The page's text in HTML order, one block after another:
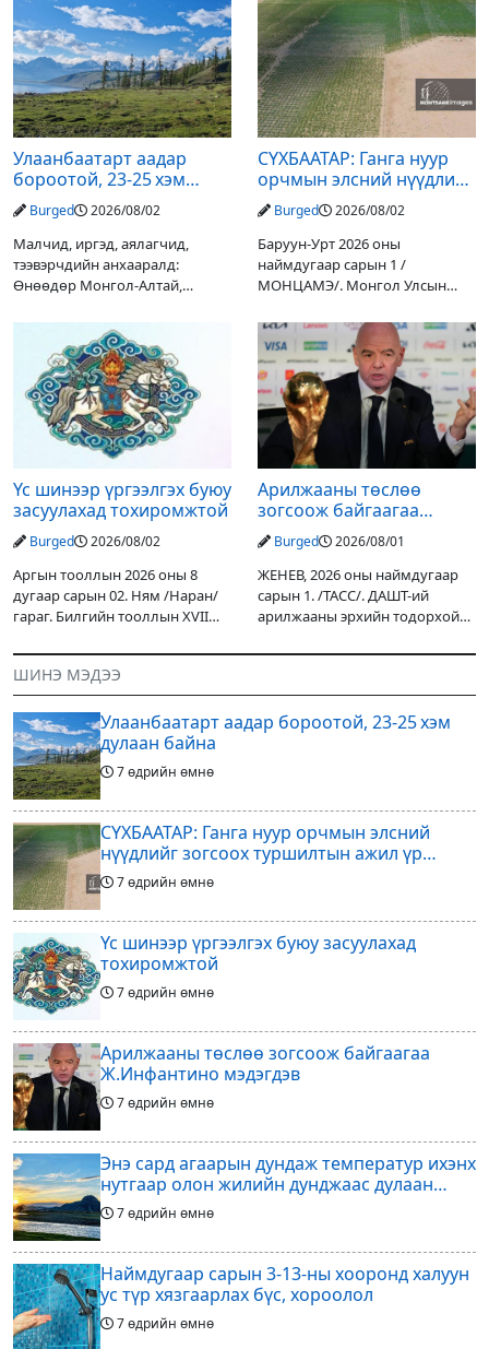
Улаанбаатарт аадар
бороотой, 23-25 хэм
дулаан байна
Burged 2026/08/02
Малчид, иргэд, аялагчид,
тээвэрчдийн анхааралд:
Өнөөдөр Монгол-Алтай,
уулархаг нутгаар бороо, дуу
цахилгаантай аадар бороо
орох тул голуудын усны
түвшин нэмэгдэх, нөөлөг
СҮХБААТАР: Ганга нуур
орчмын элсний нүүдлийг
зогсоох туршилтын ажил
үр дүнгээ өгч эхэлжээ
Burged 2026/08/02
Баруун-Урт 2026 оны
наймдугаар сарын 1 /
МОНЦАМЭ/. Монгол Улсын
Дарьгангын Ганга нуурыг
сэргээн, хамгаалах төслийг
улсын төсвийн хөрөнгө
оруулалтаар хийж буй.
Төслийн
Үс шинээр үргээлгэх буюу
засуулахад тохиромжтой
Burged 2026/08/02
Аргын тооллын 2026 оны 8
дугаар сарын 02. Ням /Наран/
гараг. Билгийн тооллын XVII
гал Морин жилийн Зуны адаг
хөхөгчин хонь сарын шинийн
19, Адъяа /Асралт/
Арилжааны төслөө
зогсоож байгаагаа
Ж.Инфантино мэдэгдэв
Burged 2026/08/01
ЖЕНЕВ, 2026 оны наймдугаар
сарын 1. /ТАСС/. ДАШТ-ий
арилжааны эрхийн тодорхой
оруулагчдад худалдах
шийдвэрлэснээ ФИФА-гийн
ерөнхийлөгч Жанни
ШИНЭ МЭДЭЭ
Улаанбаатарт аадар бороотой, 23-25 хэм
дулаан байна
7 өдрийн өмнө
СҮХБААТАР: Ганга нуур орчмын элсний
нүүдлийг зогсоох туршилтын ажил үр
дүнгээ өгч эхэлжээ
7 өдрийн өмнө
Үс шинээр үргээлгэх буюу засуулахад
тохиромжтой
7 өдрийн өмнө
Арилжааны төслөө зогсоож байгаагаа
Ж.Инфантино мэдэгдэв
7 өдрийн өмнө
Энэ сард агаарын дундаж температур ихэнх
нутгаар олон жилийн дунджаас дулаан
байна
7 өдрийн өмнө
Наймдугаар сарын 3-13-ны хооронд халуун
ус түр хязгаарлах бүс, хороолол
7 өдрийн өмнө